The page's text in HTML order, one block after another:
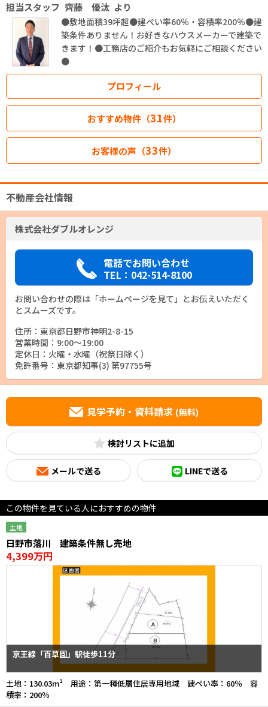
担当スタッフ 齊藤 優汰 より
●敷地面積39坪超●建ぺい率60％・容積率200％●建
築条件ありません！お好きなハウスメーカーで建築で
きます！●工務店のご紹介もお気軽にご相談ください
●
プロフィール
おすすめ物件（31件）
お客様の声（33件）
不動産会社情報
株式会社ダブルオレンジ
電話でお問い合わせ
TEL：042-514-8100
お問い合わせの際は「ホームページを見て」とお伝えいただく
とスムーズです。
住所：東京都日野市神明2-8-15
営業時間：9:00～19:00
定休日：火曜・水曜（祝祭日除く）
免許番号：東京都知事(3) 第97755号
見学予約・資料請求 (無料)
検討リスト
メールで送る LINEで送る
この物件を見ている人におすすめの物件
土地
日野市落川 建築条件無し売地
4,399万円
京王線「百草園」駅徒歩11分
土地：130.03m² 用途：第一種低層住居専用地域 建ぺい率：60％ 容
積率：200％